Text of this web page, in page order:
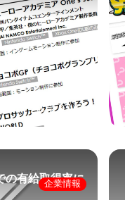
2022.07.12
の有給取得率に
企業情報